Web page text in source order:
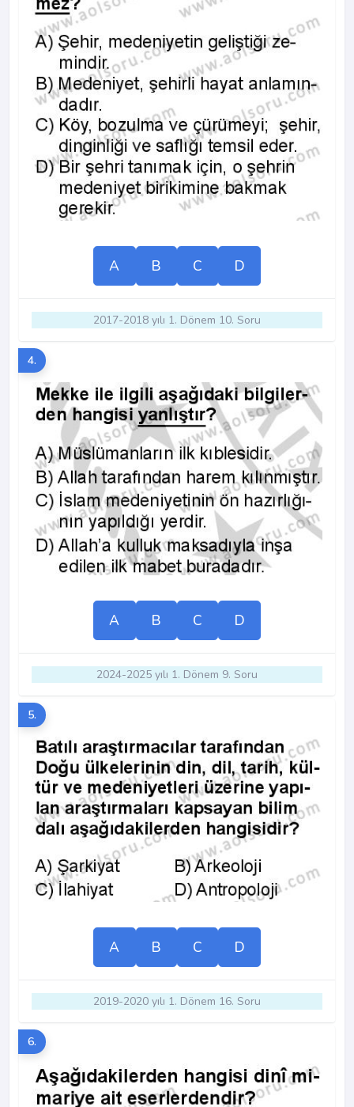
A B C D
2017-2018 yılı 1. Dönem 10. Soru
4.
A B C D
2024-2025 yılı 1. Dönem 9. Soru
5.
A B C D
2019-2020 yılı 1. Dönem 16. Soru
6.